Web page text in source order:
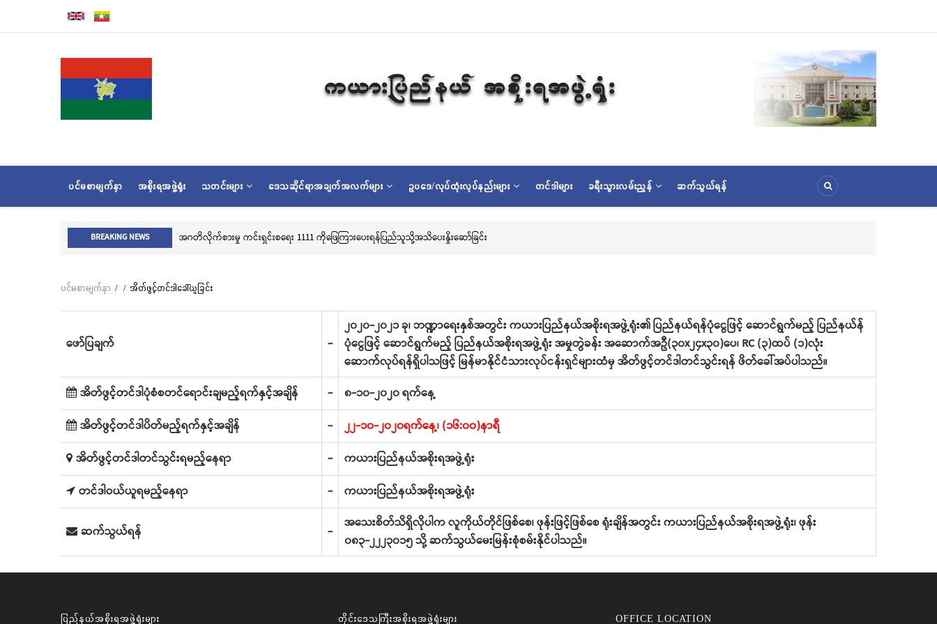
MAIN
NAVIGATION
ပင်မစာမျက်နှာ အစိုးရအဖွဲ့ရုံး သတင်းများ ဒေသဆိုင်ရာအချက်အလက်များ ဥပဒေ/လုပ်ထုံးလုပ်နည်းများ တင်ဒါများ ခရီးသွားလမ်းညွှန် ဆက်သွယ်ရန်
BREAKING NEWS အဂတိလိုက်စားမှု ကင်းရှင်းစရေး 1111 ကိုဖြေကြားပေးရန်ပြည်သူသို့အသိပေးနှိုးဆော်ခြင်း
Breadcrumb
ပင်မစာမျက်နှာ / / အိတ်ဖွင့်တင်ဒါခေါ်ယူခြင်း
ဖော်ပြချက် -
၂၀၂၀-၂၀၂၁ ခု၊ ဘဏ္ဍာရေးနှစ်အတွင်း ကယားပြည်နယ်အစိုးရအဖွဲ့ရုံး၏ ပြည်နယ်ရန်ပုံငွေဖြင့် ဆောင်ရွက်မည့် ပြည်နယ်န်
ပုံငွေဖြင့် ဆောင်ရွက်မည့် ပြည်နယ်အစိုးရအဖွဲ့ရုံး အမှုတွဲခန်း အဆောက်အဦ(၃၀x၂၄x၃၀)ပေ၊ RC (၃)ထပ် (၁)လုံး
ဆောက်လုပ်ရန်ရှိပါသဖြင့် မြန်မာနိုင်ငံသားလုပ်ငန်းရှင်များထံမှ အိတ်ဖွင့်တင်ဒါတင်သွင်းရန် ဖိတ်ခေါ်အပ်ပါသည်။
အိတ်ဖွင့်တင်ဒါပုံစံစတင်ရောင်းချမည့်ရက်နှင့်အချိန်
-
၈-၁၀-၂၀၂၀ ရက်နေ့
အိတ်ဖွင့်တင်ဒါပိတ်မည့်ရက်နှင့်အချိန်
-
၂၂-၁၀-၂၀၂၀ရက်နေ့၊ (၁၆:၀၀)နာရီ
အိတ်ဖွင့်တင်ဒါတင်သွင်းရမည့်နေရာ
-
ကယားပြည်နယ်အစိုးရအဖွဲ့ရုံး
တင်ဒါဝယ်ယူရမည့်နေရာ
- ကယားပြည်နယ်အစိုးရအဖွဲ့ရုံး
ဆက်သွယ်ရန် -
အသေးစိတ်သိရှိလိုပါက လူကိုယ်တိုင်ဖြစ်စေ၊ ဖုန်းဖြင့်ဖြစ်စေ ရုံးချိန်အတွင်း ကယားပြည်နယ်အစိုးရအဖွဲ့ရုံး၊ ဖုန်း
၀၈၃-၂၂၂၃၀၁၅ သို့ ဆက်သွယ်မေးမြန်းစုံစမ်းနိုင်ပါသည်။
ပြည်နယ်အစိုးရအဖွဲ့ရုံးများ တိုင်းဒေသကြီးအစိုးရအဖွဲ့ရုံးများ OFFICE LOCATION